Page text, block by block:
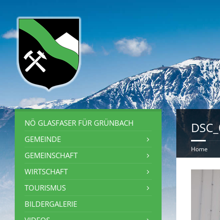
Home
NÖ GLASFASER FÜR GRÜNBACH
GEMEINDE
GEMEINSCHAFT
WIRTSCHAFT
TOURISMUS
BILDERGALERIE